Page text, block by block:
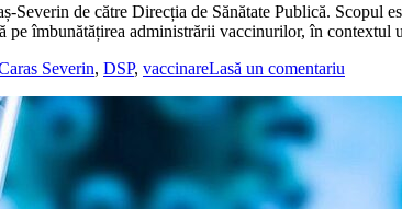
Severin de către Direcția de Sănătate Publică.
pe îmbunătățirea administrării vaccinurilor, în
Severin, DSP, vaccinareLasă un comentariu